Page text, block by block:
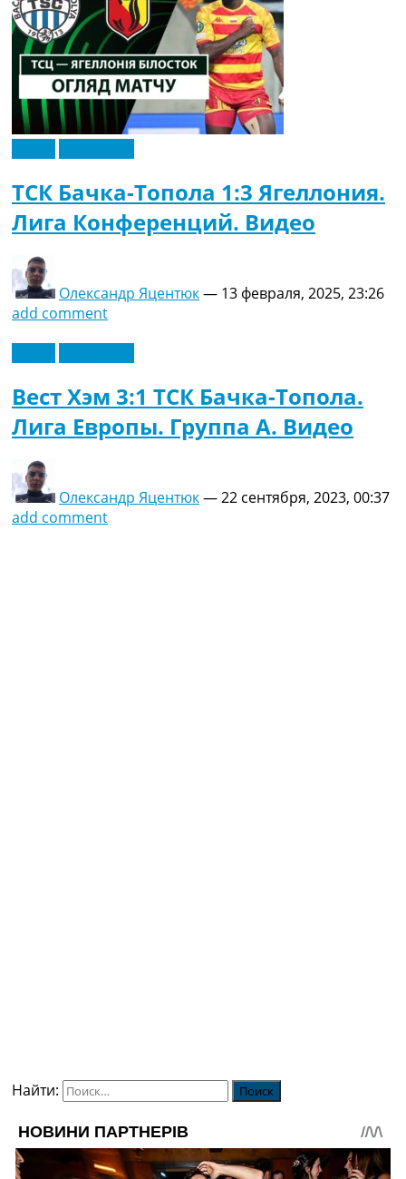
ТСК Бачка-Топола 1:3 Ягеллония.
Лига Конференций. Видео
Олександр Яцентюк— 13 февраля, 2025, 23:26
add comment
Вест Хэм 3:1 ТСК Бачка-Топола.
Лига Европы. Группа A. Видео
Олександр Яцентюк—22 сентября, 2023, 00:37
add comment
Найти: